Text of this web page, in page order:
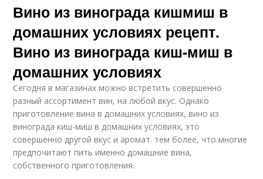
Вино из винограда кишмиш в
домашних условиях рецепт.
Вино из винограда киш-миш в
домашних условиях
Сегодня в магазинах можно встретить совершенно
разный ассортимент вин, на любой вкус. Однако
приготовление вина в домашних условиях, вино из
винограда киш-миш в домашних условиях, это
совершенно другой вкус и аромат. тем более, что многие
предпочитают пить именно домашние вина,
собственного приготовления.